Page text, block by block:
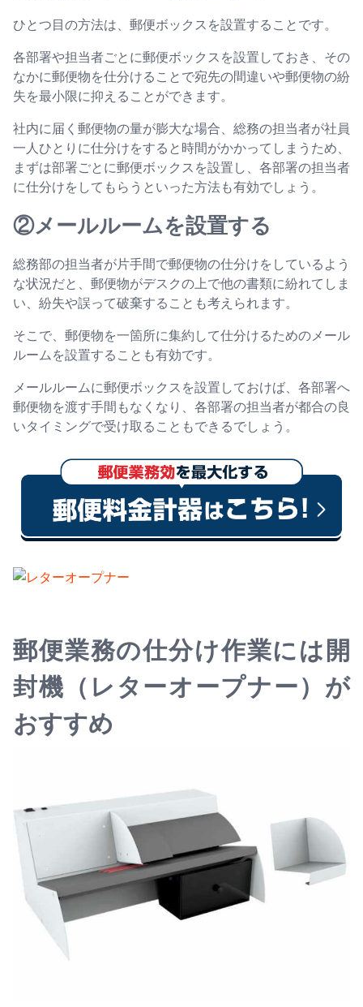
ひとつ目の方法は、郵便ボックスを設置することです。
各部署や担当者ごとに郵便ボックスを設置しておき、その
なかに郵便物を仕分けることで宛先の間違いや郵便物の紛
失を最小限に抑えることができます。
社内に届く郵便物の量が膨大な場合、総務の担当者が社員
一人ひとりに仕分けをすると時間がかかってしまうため、
まずは部署ごとに郵便ボックスを設置し、各部署の担当者
に仕分けをしてもらうといった方法も有効でしょう。
②メールルームを設置する
総務部の担当者が片手間で郵便物の仕分けをしているよう
な状況だと、郵便物がデスクの上で他の書類に紛れてしま
い、紛失や誤って破棄することも考えられます。
そこで、郵便物を一箇所に集約して仕分けるためのメール
ルームを設置することも有効です。
メールルームに郵便ボックスを設置しておけば、各部署へ
郵便物を渡す手間もなくなり、各部署の担当者が都合の良
いタイミングで受け取ることもできるでしょう。
郵便業務の仕分け作業には開
封機（レターオープナー）が
おすすめ